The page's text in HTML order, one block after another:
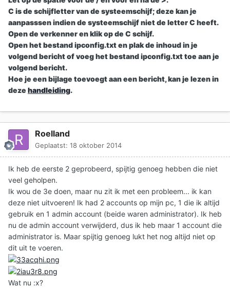
C is de schijfletter van de systeemschijf; deze kan je
aanpasssen indien de systeemschijf niet de letter C heeft.
Open de verkenner en klik op de C schijf.
Open het bestandipconfig.txt en plak de inhoud in je
volgend bericht of voeg het bestandipconfig.txt toe aan je
volgend bericht.
Hoe je een bijlage toevoegt aan een bericht, kan je lezen in
deze handleiding.
Roelland
Geplaatst: 18 oktober 2014
Ik heb de eerste 2 geprobeerd, spijtig genoeg hebben die niet
veel geholpen.
Ik wou de 3e doen, maar nu zit ik met een probleem... ik kan
deze niet uitvoeren! Ik had 2 accounts op mijn pc, 1 die ik altijd
gebruik en 1 admin account (beide waren administrator). Ik heb
nu de admin account verwijderd, dus ik heb maar 1 account die
administrator is. Maar spijtig genoeg lukt het nog altijd niet op
dit uit te voeren.
Wat nu :x?